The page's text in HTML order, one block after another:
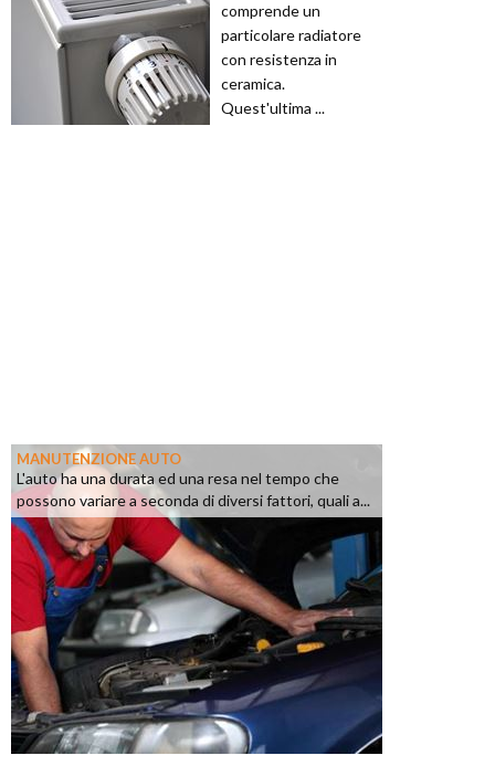
comprende un
particolare radiatore
con resistenza in
ceramica.
Quest'ultima ...
MANUTENZIONE AUTO
L'auto ha una durata ed una resa nel tempo che
possono variare a seconda di diversi fattori, quali a...